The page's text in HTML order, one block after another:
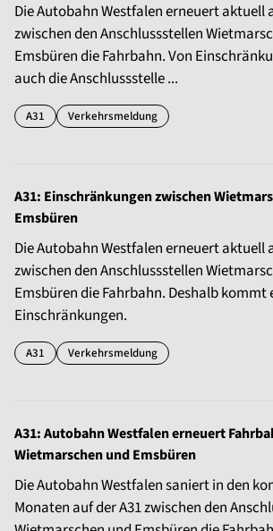
Die Autobahn Westfalen erneuert aktuell
zwischen den Anschlussstellen
Emsbüren die Fahrbahn. Von
auch die Anschlussstelle ...
A31 Verkehrsmeldung
A31: Einschränkungen zwischen
Emsbüren
Die Autobahn Westfalen erneuert aktuell
zwischen den Anschlussstellen
Emsbüren die Fahrbahn. Deshalb kommt
Einschränkungen.
A31 Verkehrsmeldung
A31: Autobahn Westfalen erneuert
Wietmarschen und Emsbüren
Die Autobahn Westfalen saniert in den
Monaten auf der A31 zwischen den